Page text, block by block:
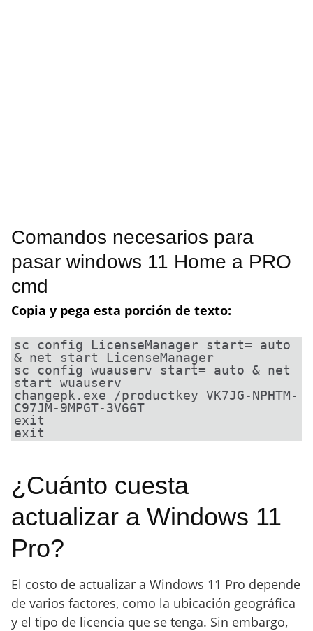
Comandos necesarios para
pasar windows 11 Home a PRO
cmd
Copia y pega esta porción de texto:
sc config LicenseManager start= auto
& net start LicenseManager
sc config wuauserv start= auto & net
start wuauserv
changepk.exe /productkey VK7JG-NPHTM-
C97JM-9MPGT-3V66T
exit
exit
¿Cuánto cuesta
actualizar a Windows 11
Pro?
El costo de actualizar a Windows 11 Pro depende
de varios factores, como la ubicación geográfica
y el tipo de licencia que se tenga. Sin embargo,